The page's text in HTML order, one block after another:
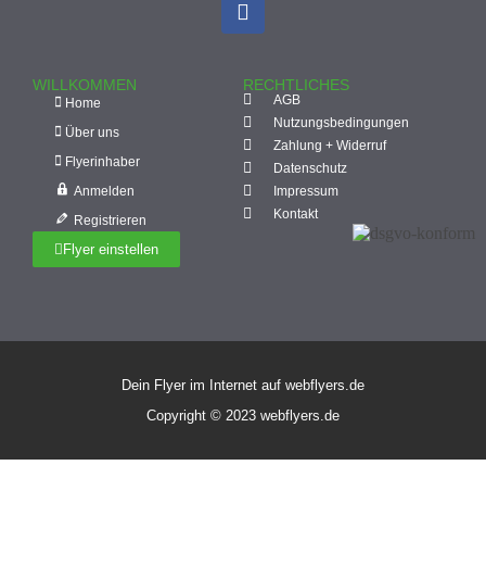
WILLKOMMEN
Home
Über uns
Flyerinhaber
Anmelden
Registrieren
Flyer einstellen
RECHTLICHES
AGB
Nutzungsbedingungen
Zahlung + Widerruf
Datenschutz
Impressum
Kontakt
Dein Flyer im Internet auf webflyers.de
Copyright © 2023 webflyers.de